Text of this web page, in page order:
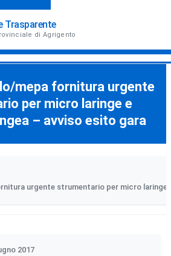
Trasparente
di Agrigento
mepa fornitura urgente
per micro laringe e
– avviso esito gara
urgente strumentario per micro laringe
2017